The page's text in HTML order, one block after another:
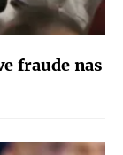
fraude nas